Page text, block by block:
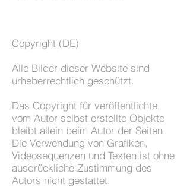
Copyright (DE)
Alle Bilder dieser Website sind
urheberrechtlich geschützt.
Das Copyright für veröffentlichte,
vom Autor selbst erstellte Objekte
bleibt allein beim Autor der Seiten.
Die Verwendung von Grafiken,
Videosequenzen und Texten ist ohne
ausdrückliche Zustimmung des
Autors nicht gestattet.